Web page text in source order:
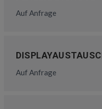
Auf Anfrage
Auf Anfrage